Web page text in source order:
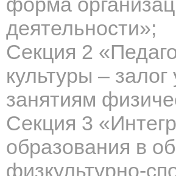
деятельности»;
Секция 2
культуры –
занятиям
Секция 3
образования в
физкультурно-